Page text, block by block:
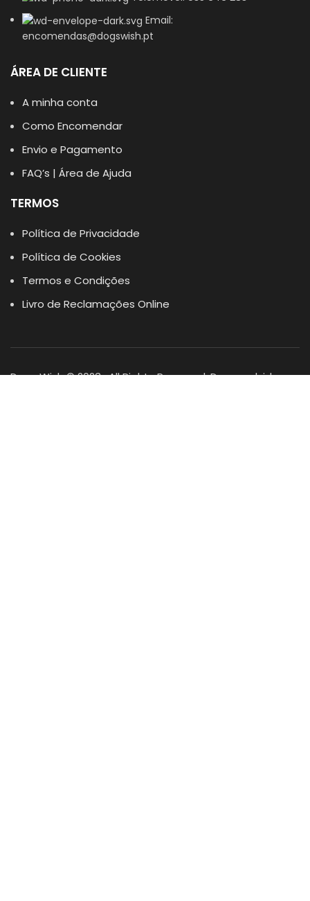
Email:
encomendas@dogswish.pt
ÁREA DE CLIENTE
A minha conta
Como Encomendar
Envio e Pagamento
FAQ’s | Área de Ajuda
TERMOS
Política de Privacidade
Política de Cookies
Termos e Condições
Livro de Reclamações Online
Dogs Wish © 2023 . All Rights Reserved. Desenvolvido por